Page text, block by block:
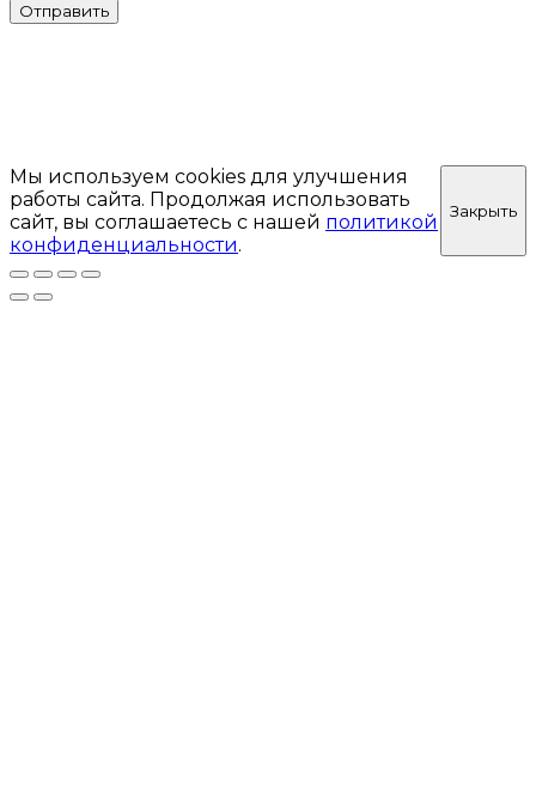
Отправить
Мы используем cookies для улучшения
работы сайта. Продолжая использовать
сайт, вы соглашаетесь с нашей политикой
конфиденциальности.
Закрыть